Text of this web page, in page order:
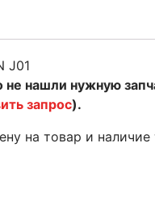
J01
не нашли нужную
запрос).
на товар и